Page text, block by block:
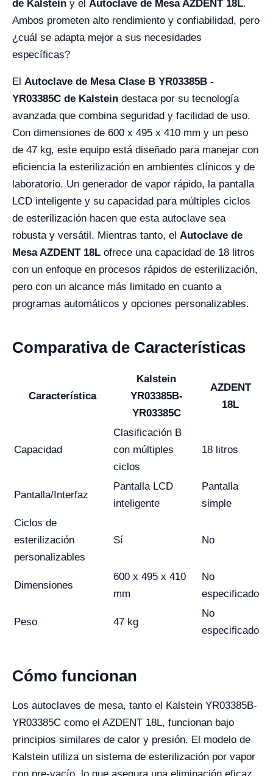
de Kalstein y el Autoclave de Mesa AZDENT 18L.
Ambos prometen alto rendimiento y confiabilidad, pero
¿cuál se adapta mejor a sus necesidades
específicas?
El Autoclave de Mesa Clase B YR03385B -
YR03385C de Kalstein destaca por su tecnología
avanzada que combina seguridad y facilidad de uso.
Con dimensiones de 600 x 495 x 410 mm y un peso
de 47 kg, este equipo está diseñado para manejar con
eficiencia la esterilización en ambientes clínicos y de
laboratorio. Un generador de vapor rápido, la pantalla
LCD inteligente y su capacidad para múltiples ciclos
de esterilización hacen que esta autoclave sea
robusta y versátil. Mientras tanto, el Autoclave de
Mesa AZDENT 18L ofrece una capacidad de 18 litros
con un enfoque en procesos rápidos de esterilización,
pero con un alcance más limitado en cuanto a
programas automáticos y opciones personalizables.
Comparativa de Características
Característica
Kalstein
YR03385B-
YR03385C
AZDENT
18L
Capacidad
Clasificación B
con múltiples
ciclos
18 litros
Pantalla/Interfaz
Pantalla LCD
inteligente
Pantalla
simple
Ciclos de
esterilización
personalizables
Sí No
Dimensiones
600 x 495 x 410
mm
No
especificado
Peso 47 kg
No
especificado
Cómo funcionan
Los autoclaves de mesa, tanto el Kalstein YR03385B-
YR03385C como el AZDENT 18L, funcionan bajo
principios similares de calor y presión. El modelo de
Kalstein utiliza un sistema de esterilización por vapor